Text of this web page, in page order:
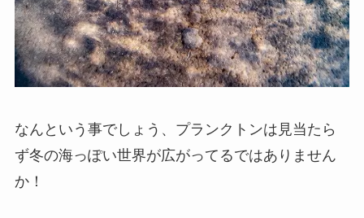
なんという事でしょう、プランクトンは見当たら
ず冬の海っぽい世界が広がってるではありません
か！